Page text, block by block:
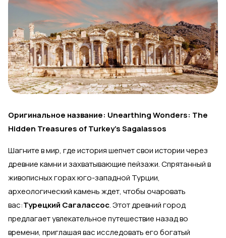
Оригинальное название: Unearthing Wonders: The
Hidden Treasures of Turkey's Sagalassos
Шагните в мир, где история шепчет свои истории через
древние камни и захватывающие пейзажи. Спрятанный в
живописных горах юго-западной Турции,
археологический камень ждет, чтобы очаровать
вас:Турецкий Сагалассос. Этот древний город
предлагает увлекательное путешествие назад во
времени, приглашая вас исследовать его богатый